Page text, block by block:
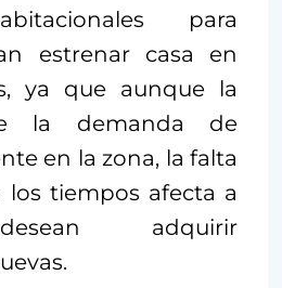
para
estrenar casa en
ya que aunque la
la demanda de
en la zona, la falta
los tiempos afecta a
adquirir